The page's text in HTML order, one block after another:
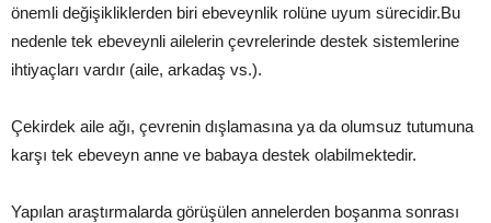
önemli değişikliklerden biri ebeveynlik rolüne uyum sürecidir.Bu
nedenle tek ebeveynli ailelerin çevrelerinde destek sistemlerine
ihtiyaçları vardır (aile, arkadaş vs.).
Çekirdek aile ağı, çevrenin dışlamasına ya da olumsuz tutumuna
karşı tek ebeveyn anne ve babaya destek olabilmektedir.
Yapılan araştırmalarda görüşülen annelerden boşanma sonrası